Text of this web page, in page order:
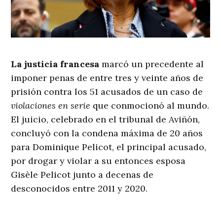
La justicia francesa marcó un precedente al
imponer penas de entre tres y veinte años de
prisión contra los 51 acusados de un caso de
violaciones en serie que conmocionó al mundo.
El juicio, celebrado en el tribunal de Aviñón,
concluyó con la condena máxima de 20 años
para Dominique Pelicot, el principal acusado,
por drogar y violar a su entonces esposa
Gisèle Pelicot junto a decenas de
desconocidos entre 2011 y 2020.